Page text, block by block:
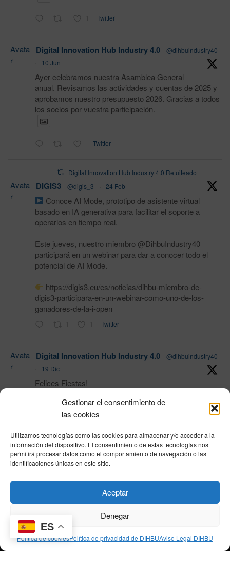
Gestionar el consentimiento de
las cookies
Utilizamos tecnologías como las cookies para almacenar y/o acceder a la
información del dispositivo. El consentimiento de estas tecnologías nos
permitirá procesar datos como el comportamiento de navegación o las
identificaciones únicas en este sitio.
Aceptar
Denegar
Política de cookiesPolítica de privacidad de DIHBUAviso Legal DIHBU
1 Twitter
Avata
r
Digital Innovation Hub Industry 4.0
@dihbuindustry40
·
10 Jun
Ayer celebramos nuestra Asamblea General
anual. Revisamos las actividades y cuentas de 2025 y
aprobamos nuestro presupuesto 2026. Gracias a todos
los socios por vuestra participación.
Twitter
Digital Innovation Hub Industry 4.0 Retuiteado
Avata
r
DIGIS3 @digis_3 · 24 Feb
Conoce AI Mode, prototipo de asistente virtual
basado en IA generativa para facilitar el soporte a
operarios en tiempo real.
Este jueves, nuestro miembro @DihbuIndustry40
participará en un webinar para dar a conocer todo el
potencial de AI Mode.
https://digis3.eu/es/noticias/dihbu-miembro-de-
digis3-participara-en-un-webinar-como-uno-de-los-
ganadores-de-la-i-open
1 1 Twitter
Avata
r
Digital Innovation Hub Industry 4.0
@dihbuindustry40
·
19 Dic
Felices Fiestas!
1 Twitter
Load More
Política de privacidad|Aviso Legal|Política de cookies|DNSH|Trabaja con
ES